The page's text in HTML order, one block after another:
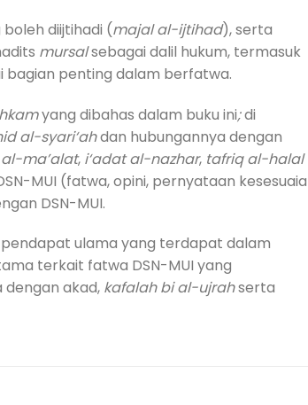
diijtihadi (majal al-ijtihad), serta
mursalsebagai dalil hukum, termasuk
penting dalam berfatwa.
yang dibahas dalam buku ini;di
al-syari‘ahdan hubungannya dengan
al-ma’alat, i‘adat al-nazhar, tafriq al-halal
MUI (fatwa, opini, pernyataan
DSN-MUI.
ulama yang terdapat dalam
terkait fatwa DSN-MUI yang
akad, kafalah bi al-ujrahserta